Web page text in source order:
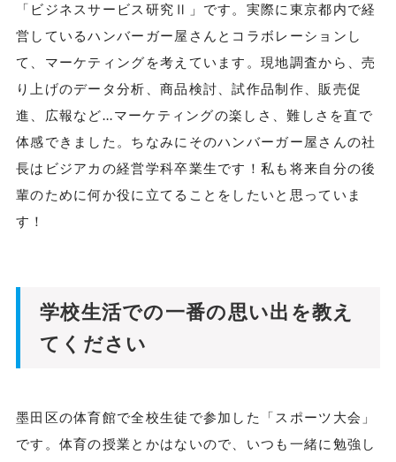
「ビジネスサービス研究Ⅱ」です。実際に東京都内で経
営しているハンバーガー屋さんとコラボレーションし
て、マーケティングを考えています。現地調査から、売
り上げのデータ分析、商品検討、試作品制作、販売促
進、広報など...マーケティングの楽しさ、難しさを直で
体感できました。ちなみにそのハンバーガー屋さんの社
長はビジアカの経営学科卒業生です！私も将来自分の後
輩のために何か役に立てることをしたいと思っていま
す！
学校生活での一番の思い出を教え
てください
墨田区の体育館で全校生徒で参加した「スポーツ大会」
です。体育の授業とかはないので、いつも一緒に勉強し